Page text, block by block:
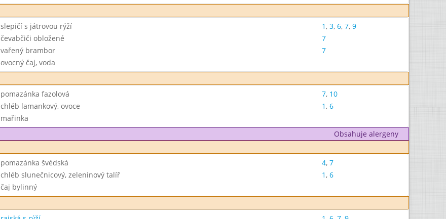
slepičí s játrovou rýží 1, 3, 6, 7, 9
čevabčiči obložené
7
vařený brambor
7
ovocný čaj, voda
pomazánka fazolová 7, 10
chléb lamankový, ovoce 1, 6
mařinka
Obsahuje alergeny
pomazánka švédská 4, 7
chléb slunečnicový, zeleninový talíř 1, 6
čaj bylinný